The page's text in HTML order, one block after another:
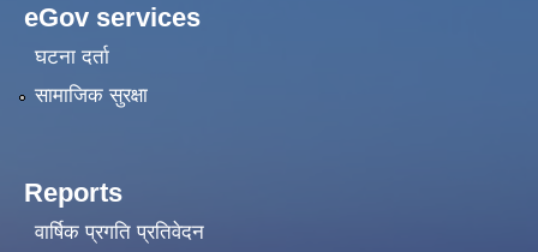
eGov services
घटना दर्ता
सामाजिक सुरक्षा
Reports
वार्षिक प्रगति प्रतिवेदन